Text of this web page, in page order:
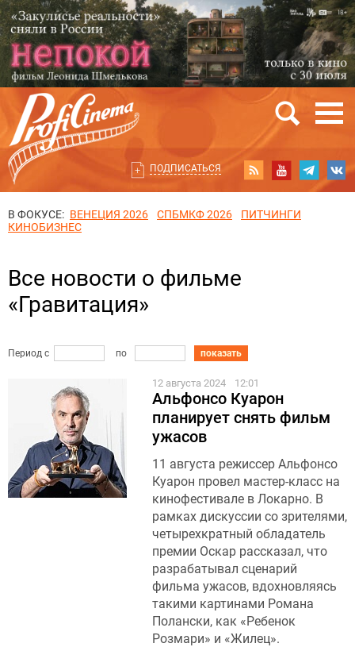
ПОДПИСАТЬСЯ
В ФОКУСЕ: ВЕНЕЦИЯ 2026 СПБМКФ 2026
ПИТЧИНГИ
КИНОБИЗНЕС
Все новости о фильме
«Гравитация»
Период с по показать
12 августа 2024 12:01
Альфонсо Куарон
планирует снять фильм
ужасов
11 августа режиссер Альфонсо
Куарон провел мастер-класс на
кинофестивале в Локарно. В
рамках дискуссии со зрителями,
четырехкратный обладатель
премии Оскар рассказал, что
разрабатывал сценарий
фильма ужасов, вдохновляясь
такими картинами Романа
Полански, как «Ребенок
Розмари» и «Жилец».